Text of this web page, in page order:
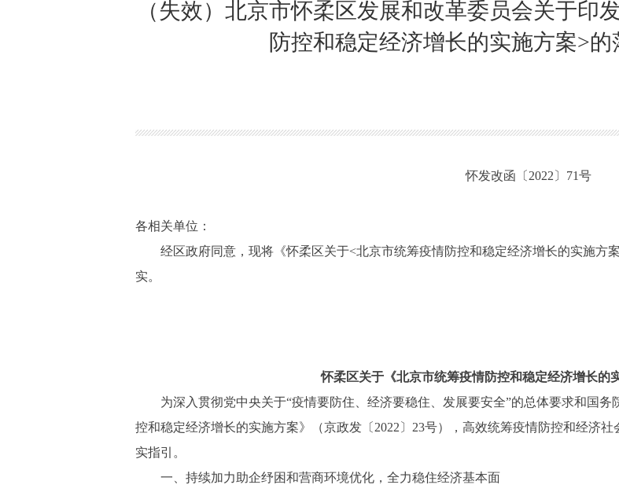
（失效）北京市怀柔区发展和改革委员会关于印
防控和稳定经济增长的实施方案>
怀发改函〔2022〕71号
各相关单位：
经区政府同意，现将《怀柔区关于<北京市统筹疫情防控和稳定经济增长的实施方
实。
怀柔区关于《北京市统筹疫情防控和稳定经济增长的
为深入贯彻党中央关于“疫情要防住、经济要稳住、发展要安全”的总体要求和国务
控和稳定经济增长的实施方案》（京政发〔2022〕23号），高效统筹疫情防控和经济
实指引。
一、持续加力助企纾困和营商环境优化，全力稳住经济基本面